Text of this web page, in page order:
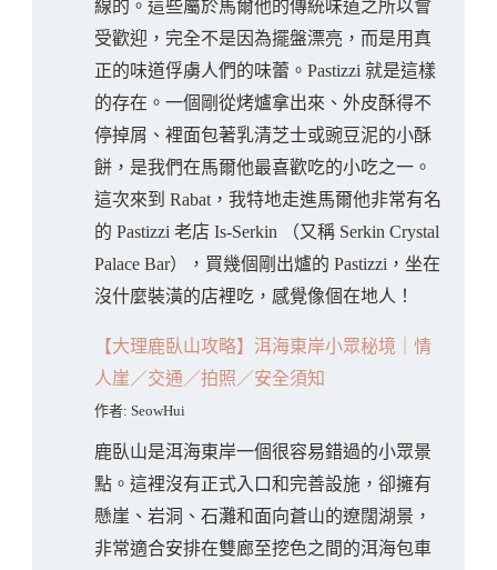
線的。這些屬於馬爾他的傳統味道之所以會
受歡迎，完全不是因為擺盤漂亮，而是用真
正的味道俘虜人們的味蕾。Pastizzi 就是這樣
的存在。一個剛從烤爐拿出來、外皮酥得不
停掉屑、裡面包著乳清芝士或豌豆泥的小酥
餅，是我們在馬爾他最喜歡吃的小吃之一。
這次來到 Rabat，我特地走進馬爾他非常有名
的 Pastizzi 老店 Is-Serkin （又稱 Serkin Crystal
Palace Bar），買幾個剛出爐的 Pastizzi，坐在
沒什麼裝潢的店裡吃，感覺像個在地人！
【大理鹿臥山攻略】洱海東岸小眾秘境｜情
人崖／交通／拍照／安全須知
作者: SeowHui
鹿臥山是洱海東岸一個很容易錯過的小眾景
點。這裡沒有正式入口和完善設施，卻擁有
懸崖、岩洞、石灘和面向蒼山的遼闊湖景，
非常適合安排在雙廊至挖色之間的洱海包車